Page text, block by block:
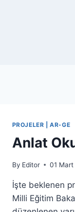
PROJELER | AR-GE
Anlat
By Editor 01 Mart
İşte beklenen
Milli Eğitim